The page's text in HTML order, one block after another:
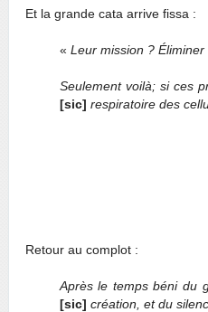
Et la grande cata arrive fissa :
« Leur mission ?
Seulement voilà; si ces
[sic] respiratoire des
Retour au complot :
Après le temps béni du
[sic] création, et du